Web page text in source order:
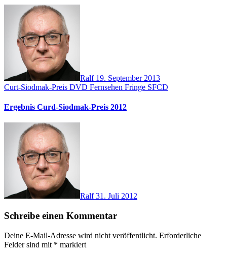
Ralf 19. September 2013
Curt-Siodmak-Preis DVD Fernsehen Fringe SFCD
Ergebnis Curd-Siodmak-Preis 2012
Ralf31. Juli 2012
Schreibe einen Kommentar
Deine E-Mail-Adresse wird nicht veröffentlicht. Erforderliche
Felder sind mit * markiert